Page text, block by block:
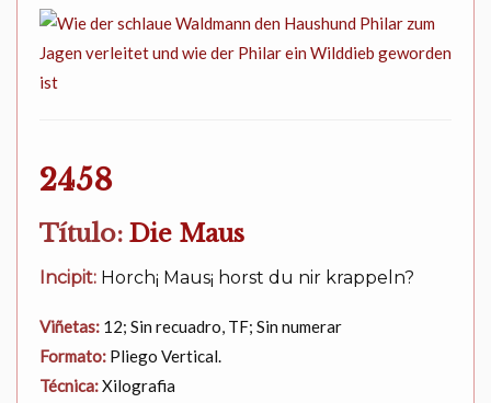
2458
Título: Die Maus
Incipit: Horch¡ Maus¡ horst du nir krappeln?
Viñetas: 12; Sin recuadro, TF; Sin numerar
Formato: Pliego Vertical.
Técnica:Xilografia